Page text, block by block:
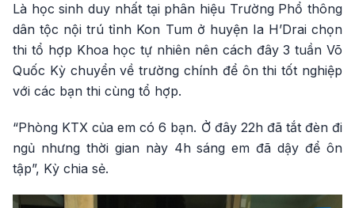
Là học sinh duy nhất tại phân hiệu Trường Phổ thông
dân tộc nội trú tỉnh Kon Tum ở huyện Ia H’Drai chọn
thi tổ hợp Khoa học tự nhiên nên cách đây 3 tuần Võ
Quốc Kỳ chuyển về trường chính để ôn thi tốt nghiệp
với các bạn thi cùng tổ hợp.
“Phòng KTX của em có 6 bạn. Ở đây 22h đã tắt đèn đi
ngủ nhưng thời gian này 4h sáng em đã dậy để ôn
tập”, Kỳ chia sẻ.